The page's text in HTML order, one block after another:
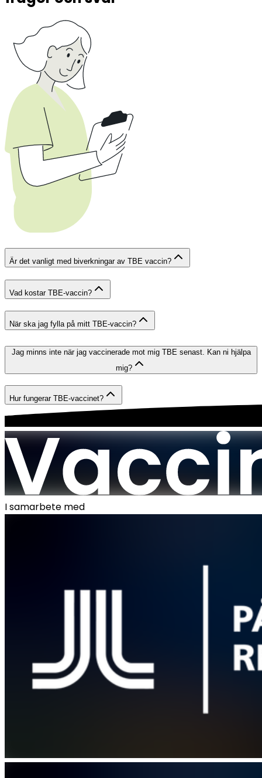
Är det vanligt med biverkningar av TBE vaccin?
Vad kostar TBE-vaccin?
När ska jag fylla på mitt TBE-vaccin?
Jag minns inte när jag vaccinerade mot mig TBE senast. Kan ni hjälpa
mig?
Hur fungerar TBE-vaccinet?
I samarbete med